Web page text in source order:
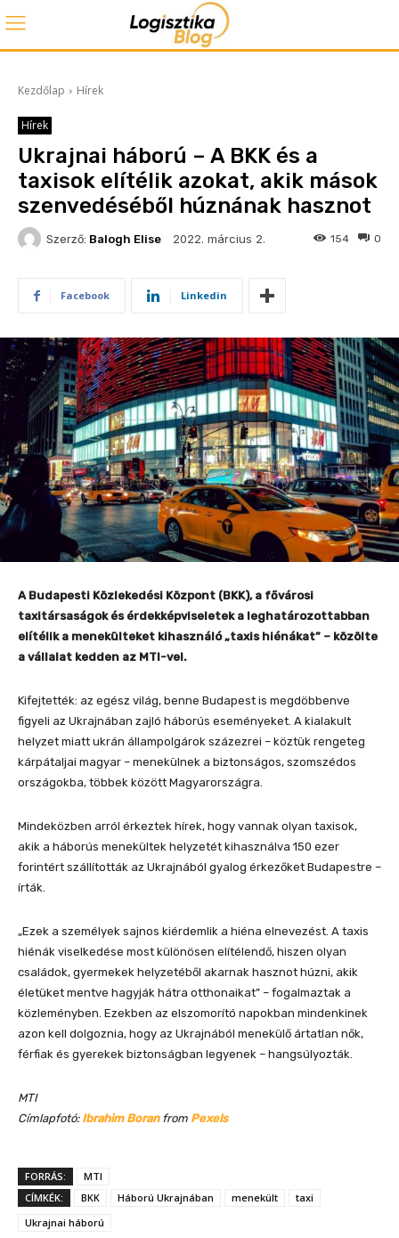
Kezdőlap Hírek
Hírek
Ukrajnai háború – A BKK és a
taxisok elítélik azokat, akik mások
szenvedéséből húznának hasznot
Szerző: Balogh Elise 2022. március 2. 0
154
Facebook Linkedin
A Budapesti Közlekedési Központ (BKK), a fővárosi
taxitársaságok és érdekképviseletek a leghatározottabban
elítélik a menekülteket kihasználó „taxis hiénákat” – közölte
a vállalat kedden az MTI-vel.
Kifejtették: az egész világ, benne Budapest is megdöbbenve
figyeli az Ukrajnában zajló háborús eseményeket. A kialakult
helyzet miatt ukrán állampolgárok százezrei – köztük rengeteg
kárpátaljai magyar – menekülnek a biztonságos, szomszédos
országokba, többek között Magyarországra.
Mindeközben arról érkeztek hírek, hogy vannak olyan taxisok,
akik a háborús menekültek helyzetét kihasználva 150 ezer
forintért szállították az Ukrajnából gyalog érkezőket Budapestre –
írták.
„Ezek a személyek sajnos kiérdemlik a hiéna elnevezést. A taxis
hiénák viselkedése most különösen elítélendő, hiszen olyan
családok, gyermekek helyzetéből akarnak hasznot húzni, akik
életüket mentve hagyják hátra otthonaikat” – fogalmaztak a
közleményben. Ezekben az elszomorító napokban mindenkinek
azon kell dolgoznia, hogy az Ukrajnából menekülő ártatlan nők,
férfiak és gyerekek biztonságban legyenek – hangsúlyozták.
MTI
Címlapfotó: Ibrahim Boranfrom Pexels
FORRÁS:
MTI
CÍMKÉK:
BKK Háború Ukrajnában menekült
taxi
Ukrajnai háború